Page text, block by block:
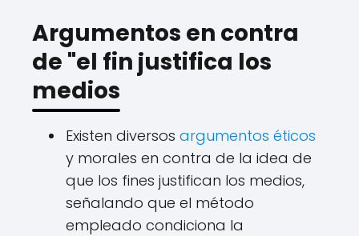
Argumentos en contra
de "el fin justifica los
medios
Existen diversos argumentos éticos
y morales en contra de la idea de
que los fines justifican los medios,
señalando que el método
empleado condiciona la